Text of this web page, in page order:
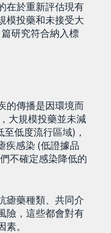
在於重新評估現有
模投藥和未接受大
研究符合納入標
的傳播是因環境而
大規模投藥並未減
低度流行區域)，
疾感染 (低證據品
不確定感染降低的
瘧藥種類、共同介
險，這些都會對有
。